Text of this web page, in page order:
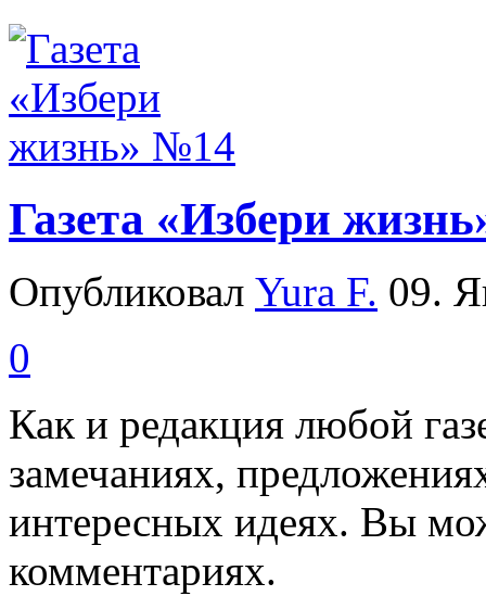
Газета «Избери
Опубликовал Yura F. 09.
0
Как и редакция любой
замечаниях,
интересных идеях. Вы
комментариях.